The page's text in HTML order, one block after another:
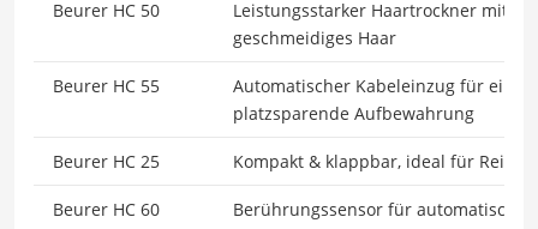
Beurer HC 50
Leistungsstarker Haartrockner mit
geschmeidiges Haar
Beurer HC 55
Automatischer Kabeleinzug für eine
platzsparende Aufbewahrung
Beurer HC 25 Kompakt & klappbar, ideal für
Beurer HC 60 Berührungssensor für